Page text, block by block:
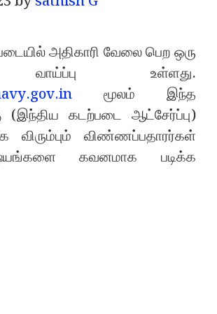
அதிகாரி வேலை பெற ஒரு
வாய்ப்பு உள்ளது.
மூலம் இந்த
(இந்திய கடற்படை ஆட்சேர்ப்பு)
விரும்பும் விண்ணப்பதாரர்கள்
கவனமாக படிக்க